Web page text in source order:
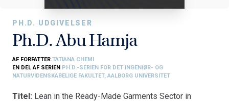
PH.D. UDGIVELSER
Ph.D. Abu Hamja
AF FORFATTER TATIANA CHEMI
EN DEL AF SERIEN PH.D.-SERIEN FOR DET INGENIØR- OG
NATURVIDENSKABELIGE FAKULTET, AALBORG UNIVERSITET
Titel: Lean in the Ready-Made Garments Sector in